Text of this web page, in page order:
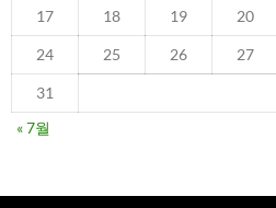
17 18 19 20
24 25 26 27
31
« 7월